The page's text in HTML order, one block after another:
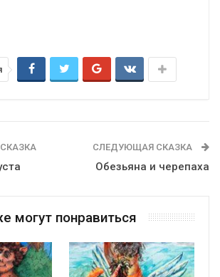
СЛЕДУЮЩАЯ СКАЗКА
Обезьяна и черепаха
могут понравиться